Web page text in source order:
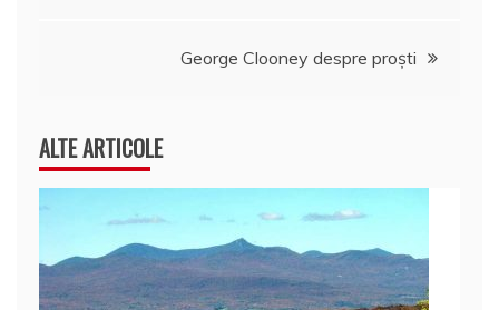
George Clooney despre proști
ALTE ARTICOLE